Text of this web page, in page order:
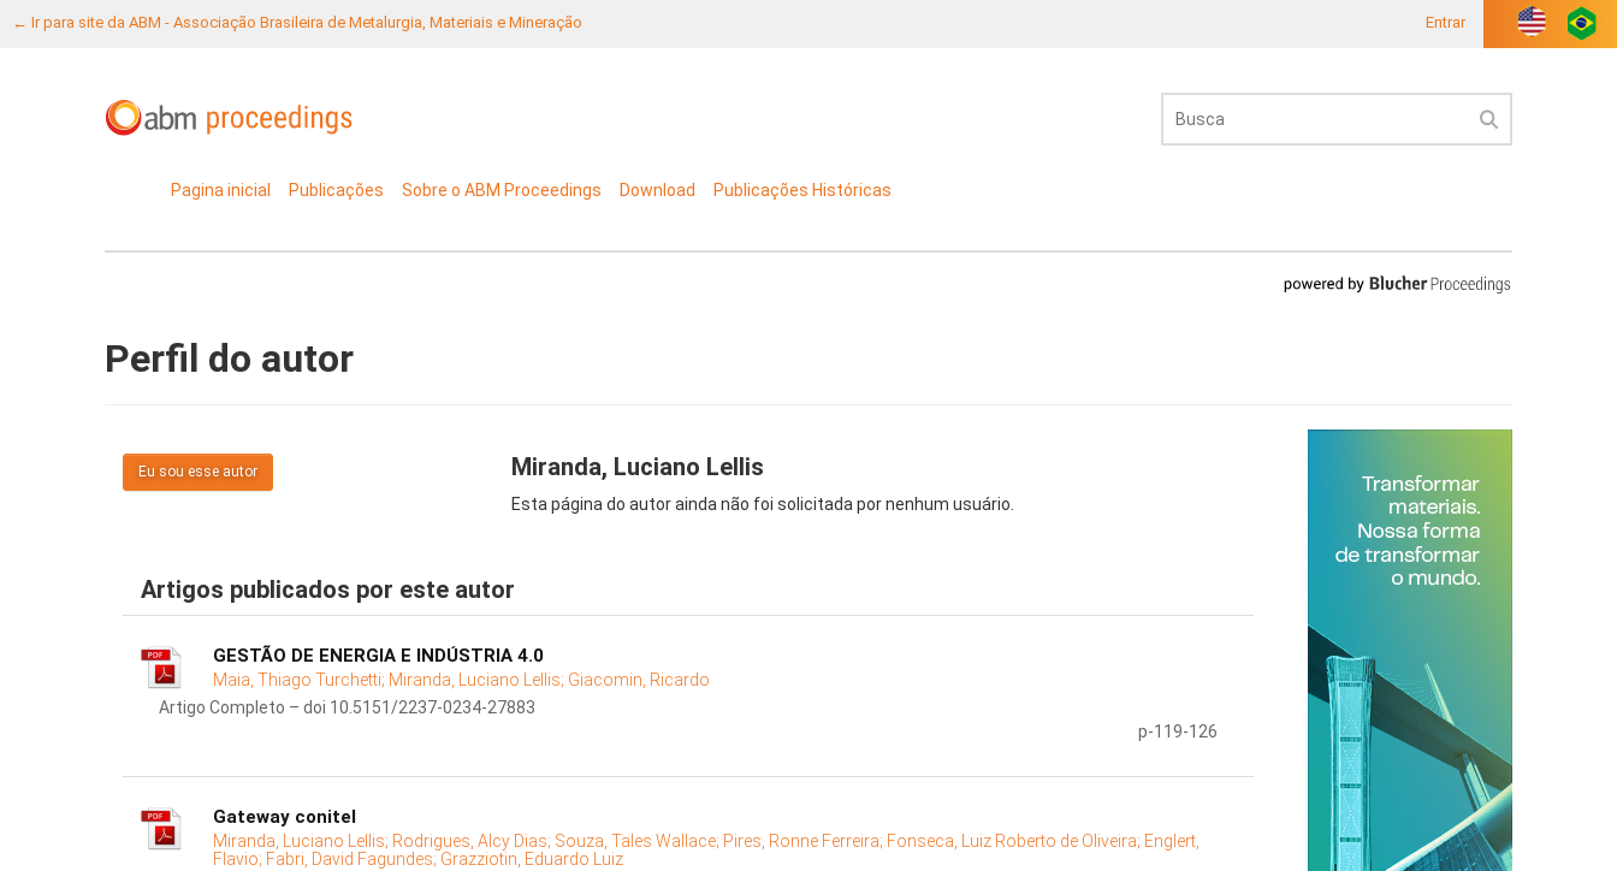
← Ir para site da ABM - Associação Brasileira de Metalurgia, Materiais e Mineração Entrar
Pagina inicial Publicações Sobre o ABM Proceedings Download Publicações Históricas
Perfil do autor
Eu sou esse autor Miranda, Luciano Lellis
Esta página do autor ainda não foi solicitada por nenhum usuário.
Artigos publicados por este autor
GESTÃO DE ENERGIA E INDÚSTRIA 4.0
Maia, Thiago Turchetti; Miranda, Luciano Lellis; Giacomin, Ricardo
Artigo Completo – doi 10.5151/2237-0234-27883
p-119-126
Gateway conitel
Miranda, Luciano Lellis; Rodrigues, Alcy Dias; Souza, Tales Wallace; Pires, Ronne Ferreira; Fonseca, Luiz Roberto de Oliveira; Englert,
Flavio; Fabri, David Fagundes; Grazziotin, Eduardo Luiz